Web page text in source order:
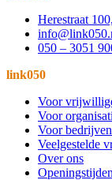
Herestraat
050 – 3051
link050
Voor
Voor
Voor bedrijven
Veelgestelde
Over ons
Openingstijden